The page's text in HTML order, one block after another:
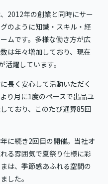
2012年の創業と同時にサー
のように知識・スキル・経
ムです。多様な働き方が広
は年々増加しており、現在
躍しています。
長く安心して活動いただく
り月に1度のペースで出品ユ
ており、このたび通算85回
に続き2回目の開催。当社オ
る雰囲気で夏祭り仕様に彩
は、季節感あふれる空間の
した。